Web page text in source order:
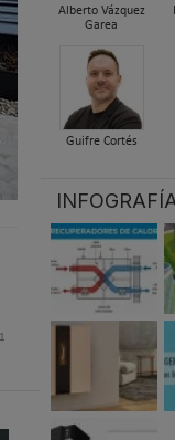
Alberto Vázquez
Garea
Guifre Cortés